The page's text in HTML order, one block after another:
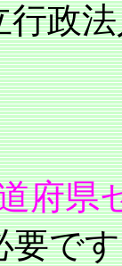
行政
要で